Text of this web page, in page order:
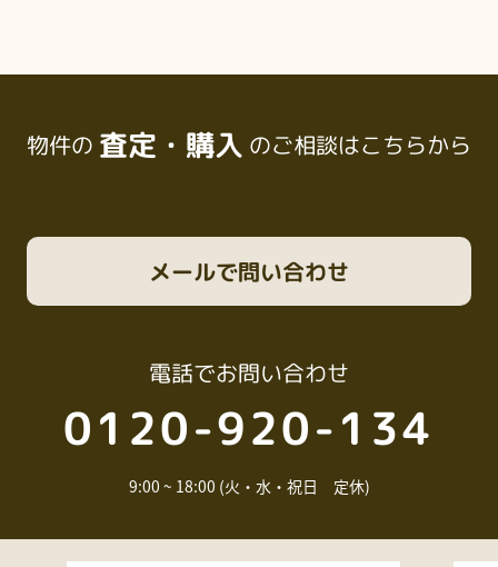
物件の 査定・購入 のご相談はこちらから
電話でお問い合わせ
0120-920-134
9:00 ~ 18:00 (火・水・祝日 定休)
メールで問い合わせ